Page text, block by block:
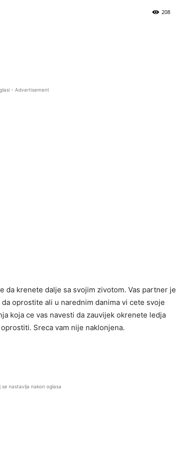
208
- Advertisement
da krenete dalje sa svojim zivotom. Vas partner je
oprostite ali u narednim danima vi cete svoje
koja ce vas navesti da zauvijek okrenete ledja
Sreca vam nije naklonjena.
se nastavlja nakon oglasa